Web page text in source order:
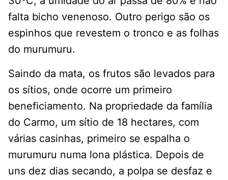
falta bicho venenoso. Outro perigo são os
espinhos que revestem o tronco e as folhas
do murumuru.
Saindo da mata, os frutos são levados para
os sítios, onde ocorre um primeiro
beneficiamento. Na propriedade da família
do Carmo, um sítio de 18 hectares, com
várias casinhas, primeiro se espalha o
murumuru numa lona plástica. Depois de
uns dez dias secando, a polpa se desfaz e